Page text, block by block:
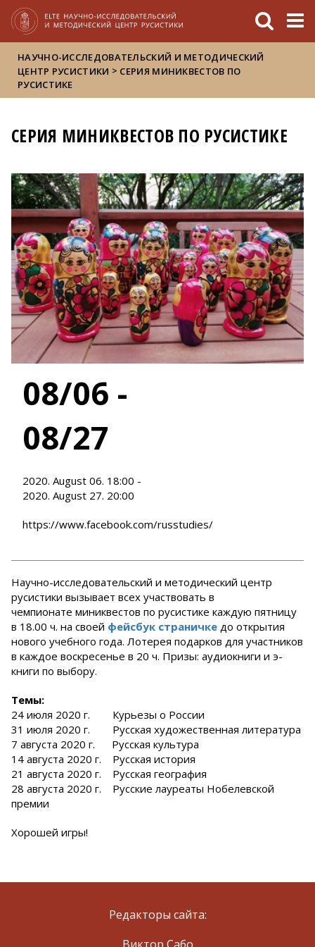
НАУЧНО-ИССЛЕДОВАТЕЛЬСКИЙ И МЕТОДИЧЕСКИЙ
ЦЕНТР РУСИСТИКИ > CЕРИЯ МИНИКВЕСТОВ ПО
РУСИСТИКЕ
CЕРИЯ МИНИКВЕСТОВ ПО РУСИСТИКЕ
08/06 -
08/27
2020. August 06. 18:00 -
2020. August 27. 20:00
https://www.facebook.com/russtudies/
Научно-исследовательский и методический центр
русистики вызывает всех участвовать в
чемпионате миниквестов по русистике каждую пятницу
в 18.00 ч. на своей фейсбук страничке до открытия
нового учебного года. Лотерея подарков для участников
в каждое воскресенье в 20 ч. Призы: аудиокниги и э-
книги по выбору.
Tемы:
24 июля 2020 г. Курьезы о России
31 июля 2020 г. Русская художественная литература
7 августа 2020 г. Русская культура
14 августа 2020 г. Русская история
21 августа 2020 г. Русская география
28 августа 2020 г. Русские лауреаты Нобелевской
премии
Хорошей игры!
Редакторы сайта: